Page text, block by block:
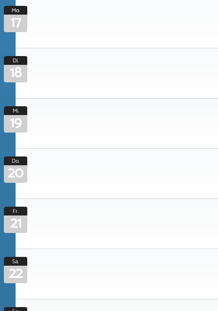
Mo.
17
Di.
18
Mi.
19
Do.
20
Fr.
21
Sa.
22